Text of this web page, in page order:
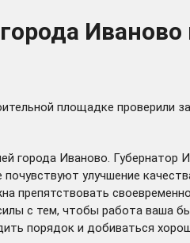
Иваново
площадке проверили
города Иваново. Губернатор
улучшение
препятствовать
с тем, чтобы работа ваша
порядок и добиваться